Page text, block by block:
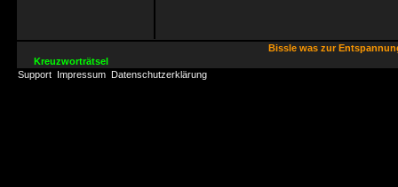
Bissle was zur
Kreuzworträtsel
Support Impressum Datenschutzerklärung